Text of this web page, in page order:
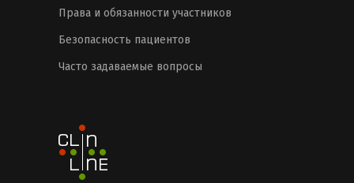
Права и обязанности участников
Безопасность пациентов
Часто задаваемые вопросы